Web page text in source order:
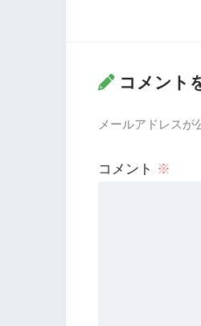
コメント
メールアドレスが
コメント ※